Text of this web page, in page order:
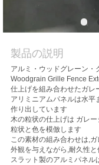
私
達
に
連
絡
し
製品の説明
アルミ・ウッドグレーン
Woodgrain Grille Fence
仕上げを組み合わせたガレ
アリミニアムパネルは水平
作り出しています
木の粒状の仕上げは ガレ
粒状と色を模倣します
この素材の組み合わせは,
外観を与えながら,耐久性
スラット製のアルミパネル